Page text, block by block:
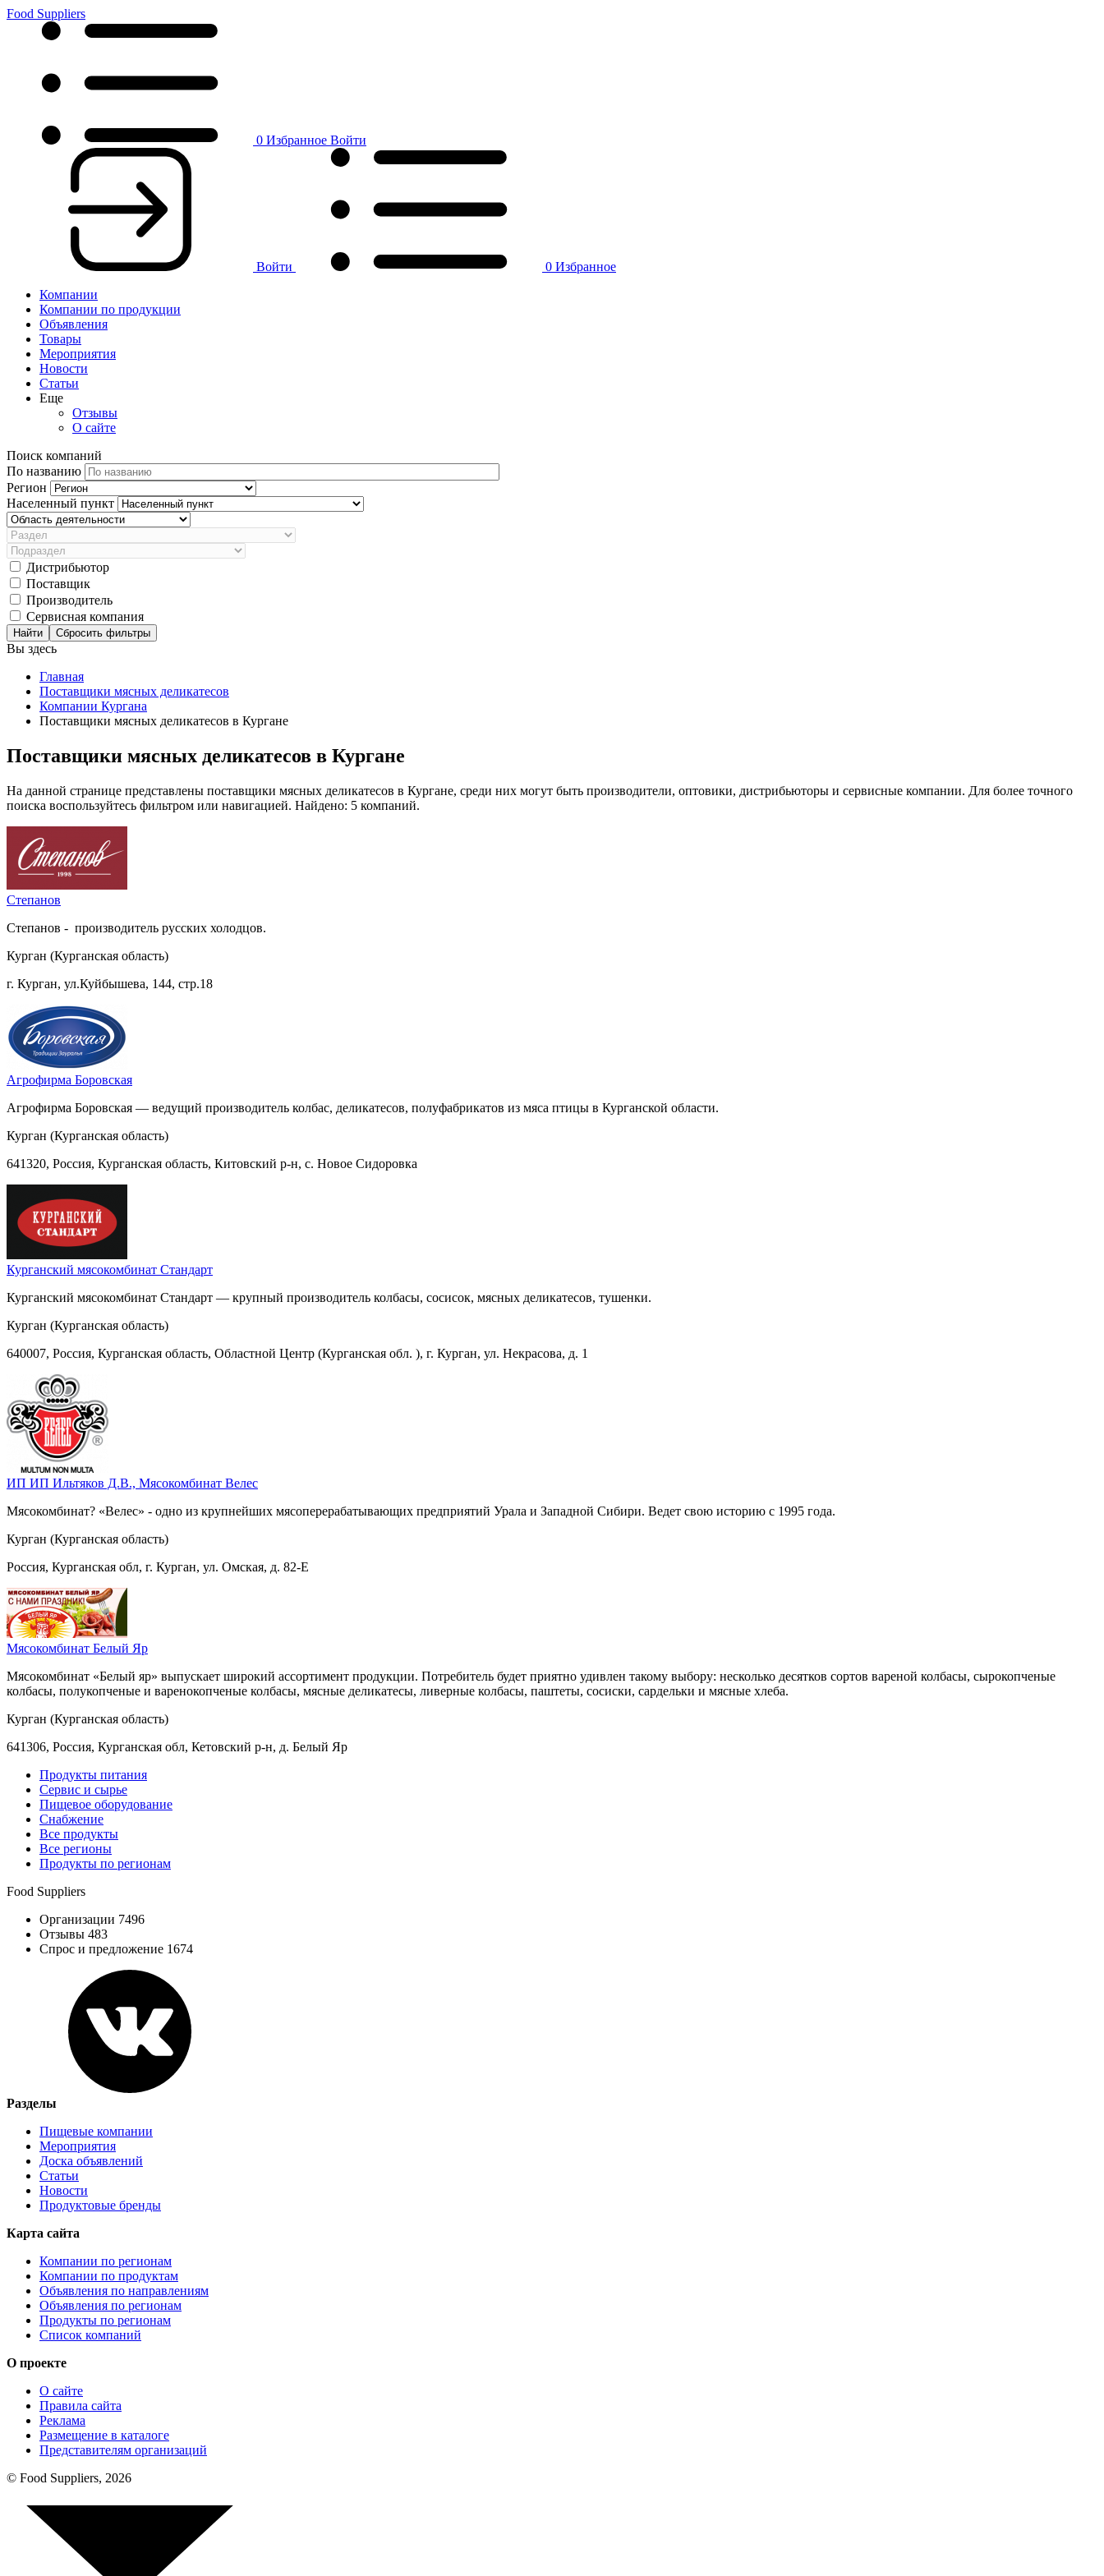
Food Suppliers
0 Избранное Войти
Войти 0 Избранное
Компании
Компании по продукции
Объявления
Товары
Мероприятия
Новости
Статьи
Еще
Отзывы
О сайте
Поиск компаний
По названию
Регион
Населенный пункт
Дистрибьютор
Поставщик
Производитель
Сервисная компания
Сбросить фильтры
Вы здесь
Главная
Поставщики мясных деликатесов
Компании Кургана
Поставщики мясных деликатесов в Кургане
Поставщики мясных деликатесов в Кургане
На данной странице представлены поставщики мясных деликатесов в Кургане, среди них могут быть производители, оптовики, дистрибьюторы и сервисные компании. Для более точного
поиска воспользуйтесь фильтром или навигацией. Найдено: 5 компаний.
Степанов
Степанов - производитель русских холодцов.
Курган (Курганская область)
г. Курган, ул.Куйбышева, 144, стр.18
Агрофирма Боровская
Агрофирма Боровская — ведущий производитель колбас, деликатесов, полуфабрикатов из мяса птицы в Курганской области.
Курган (Курганская область)
641320, Россия, Курганская область, Китовский р-н, с. Новое Сидоровка
Курганский мясокомбинат Стандарт
Курганский мясокомбинат Стандарт — крупный производитель колбасы, сосисок, мясных деликатесов, тушенки.
Курган (Курганская область)
640007, Россия, Курганская область, Областной Центр (Курганская обл. ), г. Курган, ул. Некрасова, д. 1
ИП ИП Ильтяков Д.В., Мясокомбинат Велес
Мясокомбинат? «Велес» - одно из крупнейших мясоперерабатывающих предприятий Урала и Западной Сибири. Ведет свою историю с 1995 года.
Курган (Курганская область)
Россия, Курганская обл, г. Курган, ул. Омская, д. 82-Е
Мясокомбинат Белый Яр
Мясокомбинат «Белый яр» выпускает широкий ассортимент продукции. Потребитель будет приятно удивлен такому выбору: несколько десятков сортов вареной колбасы, сырокопченые
колбасы, полукопченые и варенокопченые колбасы, мясные деликатесы, ливерные колбасы, паштеты, сосиски, сардельки и мясные хлеба.
Курган (Курганская область)
641306, Россия, Курганская обл, Кетовский р-н, д. Белый Яр
Продукты питания
Сервис и сырье
Пищевое оборудование
Снабжение
Все продукты
Все регионы
Продукты по регионам
Food Suppliers
Организации 7496
Отзывы 483
Спрос и предложение 1674
Разделы
Пищевые компании
Мероприятия
Доска объявлений
Статьи
Новости
Продуктовые бренды
Карта сайта
Компании по регионам
Компании по продуктам
Объявления по направлениям
Объявления по регионам
Продукты по регионам
Список компаний
О проекте
О сайте
Правила сайта
Реклама
Размещение в каталоге
Представителям организаций
© Food Suppliers, 2026